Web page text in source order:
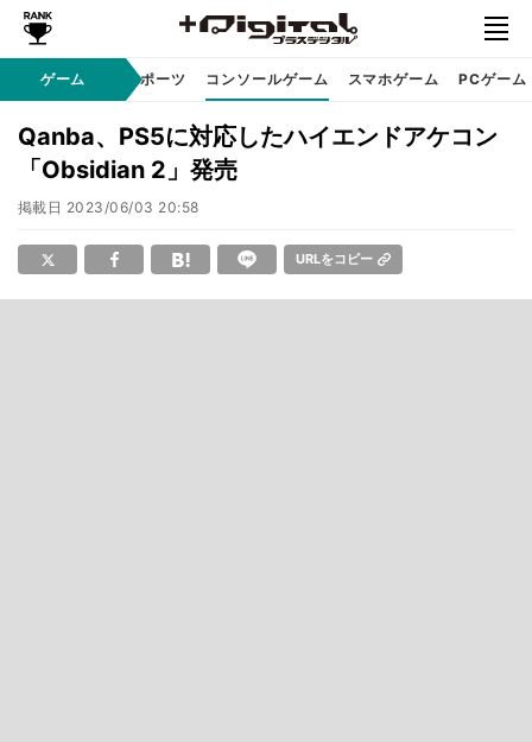
ゲーム eスポーツ コンソールゲーム スマホゲーム PCゲーム
Qanba、PS5に対応したハイエンドアケコン
「Obsidian 2」発売
掲載日 2023/06/03 20:58
URLをコピー